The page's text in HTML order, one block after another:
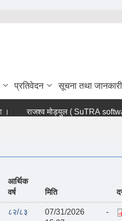
प्रतिवेदन सूचना तथा जानकारी
राजश्व मोड्युल ( SuTRA
आर्थिक
वर्ष
मिति
८२/८३
07/31/2026 -